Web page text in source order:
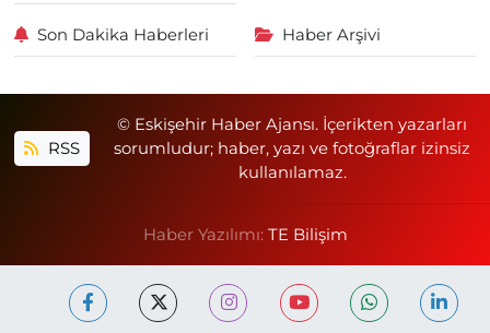
Son Dakika Haberleri Haber Arşivi
RSS
© Eskişehir Haber Ajansı. İçerikten yazarları
sorumludur; haber, yazı ve fotoğraflar izinsiz
kullanılamaz.
Haber Yazılımı: TE Bilişim